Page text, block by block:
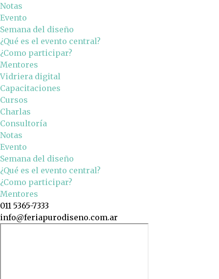
Notas
Evento
Semana del diseño
¿Qué es el evento central?
¿Como participar?
Mentores
Vidriera digital
Capacitaciones
Cursos
Charlas
Consultoría
Notas
Evento
Semana del diseño
¿Qué es el evento central?
¿Como participar?
Mentores
011 5365-7333
info@feriapurodiseno.com.ar